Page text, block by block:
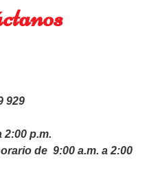
929
2:00 p.m.
de 9:00 a.m. a 2:00